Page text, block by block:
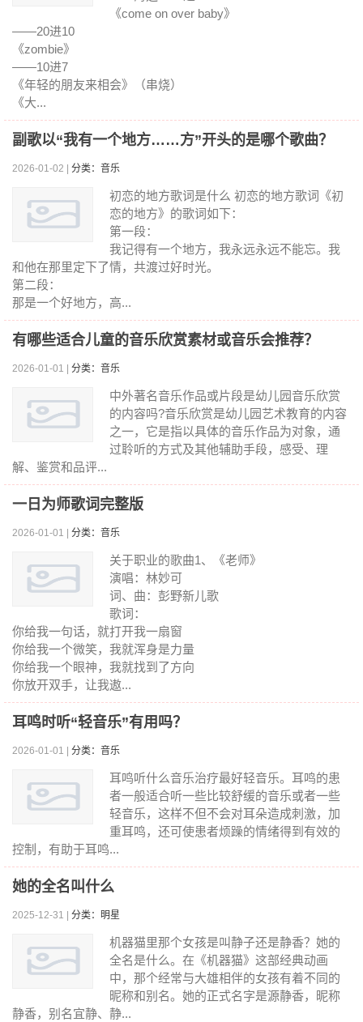
《come on over baby》
——20进10
《zombie》
——10进7
《年轻的朋友来相会》（串烧）
《大...
副歌以“我有一个地方……方”开头的是哪个歌曲？
2026-01-02 | 分类：音乐
初恋的地方歌词是什么 初恋的地方歌词《初
恋的地方》的歌词如下：
第一段：
我记得有一个地方，我永远永远不能忘。我
和他在那里定下了情，共渡过好时光。
第二段：
那是一个好地方，高...
有哪些适合儿童的音乐欣赏素材或音乐会推荐？
2026-01-01 | 分类：音乐
中外著名音乐作品或片段是幼儿园音乐欣赏
的内容吗?音乐欣赏是幼儿园艺术教育的内容
之一，它是指以具体的音乐作品为对象，通
过聆听的方式及其他辅助手段，感受、理
解、鉴赏和品评...
一日为师歌词完整版
2026-01-01 | 分类：音乐
关于职业的歌曲1、《老师》
演唱：林妙可
词、曲：彭野新儿歌
歌词：
你给我一句话，就打开我一扇窗
你给我一个微笑，我就浑身是力量
你给我一个眼神，我就找到了方向
你放开双手，让我遨...
耳鸣时听“轻音乐”有用吗？
2026-01-01 | 分类：音乐
耳鸣听什么音乐治疗最好轻音乐。耳鸣的患
者一般适合听一些比较舒缓的音乐或者一些
轻音乐，这样不但不会对耳朵造成刺激，加
重耳鸣，还可使患者烦躁的情绪得到有效的
控制，有助于耳鸣...
她的全名叫什么
2025-12-31 | 分类：明星
机器猫里那个女孩是叫静子还是静香？她的
全名是什么。在《机器猫》这部经典动画
中，那个经常与大雄相伴的女孩有着不同的
昵称和别名。她的正式名字是源静香，昵称
静香，别名宜静、静...